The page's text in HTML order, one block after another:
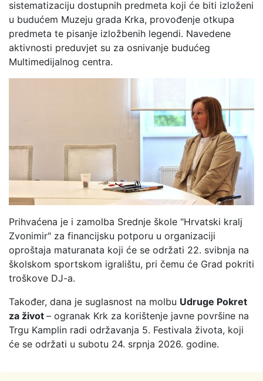
sistematizaciju dostupnih predmeta koji će biti izloženi
u budućem Muzeju grada Krka, provođenje otkupa
predmeta te pisanje izložbenih legendi. Navedene
aktivnosti preduvjet su za osnivanje budućeg
Multimedijalnog centra.
Prihvaćena je i zamolba Srednje škole "Hrvatski kralj
Zvonimir" za financijsku potporu u organizaciji
oproštaja maturanata koji će se održati 22. svibnja na
školskom sportskom igralištu, pri čemu će Grad pokriti
troškove DJ-a.
Također, dana je suglasnost na molbu Udruge Pokret
za život – ogranak Krk za korištenje javne površine na
Trgu Kamplin radi održavanja 5. Festivala života, koji
će se održati u subotu 24. srpnja 2026. godine.